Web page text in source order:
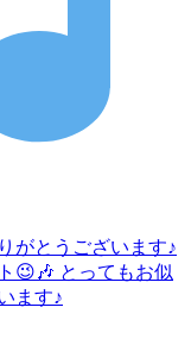
がとうございます♪